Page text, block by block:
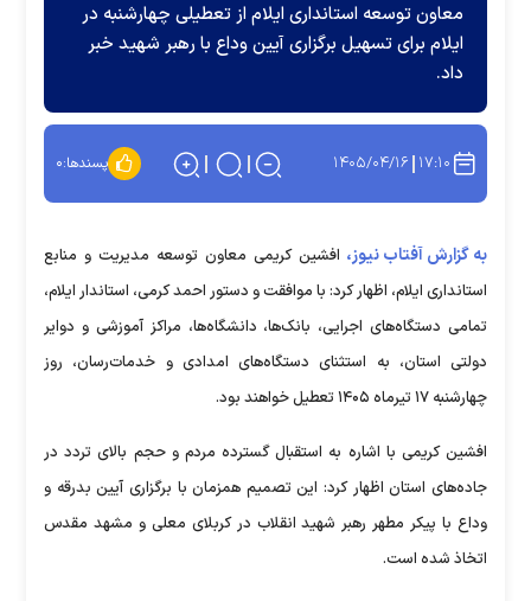
معاون توسعه استانداری ایلام از تعطیلی چهارشنبه در
ایلام برای تسهیل برگزاری آیین وداع با رهبر شهید خبر
داد.
۱۷:۱۰ ۱۴۰۵/۰۴/۱۶ پسندها:۰
به گزارش آفتاب نیوز، افشین کریمی معاون توسعه مدیریت و منابع
استانداری ایلام، اظهار کرد: با موافقت و دستور احمد کرمی، استاندار ایلام،
تمامی دستگاه‌های اجرایی، بانک‌ها، دانشگاه‌ها، مراکز آموزشی و دوایر
دولتی استان، به استثنای دستگاه‌های امدادی و خدمات‌رسان، روز
چهارشنبه ۱۷ تیرماه ۱۴۰۵ تعطیل خواهند بود.
افشین کریمی با اشاره به استقبال گسترده مردم و حجم بالای تردد در
جاده‌های استان اظهار کرد: این تصمیم همزمان با برگزاری آیین بدرقه و
وداع با پیکر مطهر رهبر شهید انقلاب در کربلای معلی و مشهد مقدس
اتخاذ شده است.